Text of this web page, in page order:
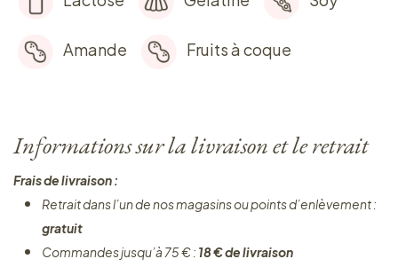
Amande Fruits à coque
Informations sur la livraison et le retrait
Frais de livraison :
Retrait dans l’un de nos magasins ou points d’enlèvement :
gratuit
Commandes jusqu’à 75 € : 18 € de livraison